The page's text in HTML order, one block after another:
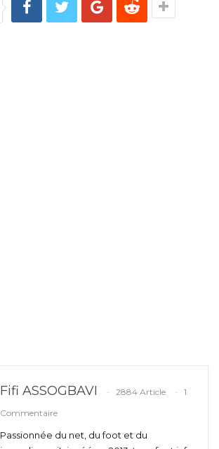
Fifi ASSOGBAVI 2884 Article
1
Commentaire
Passionnée du net, du foot et du